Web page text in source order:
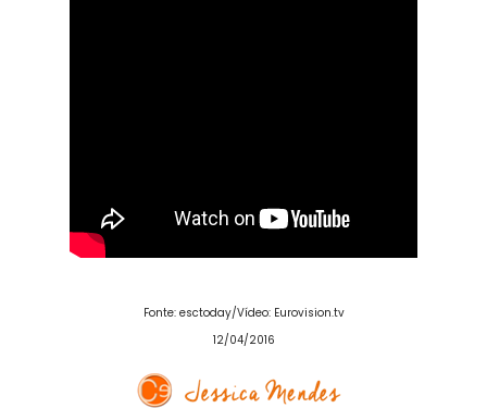
Fonte: esctoday/Vídeo: Eurovision.tv
12/04/2016